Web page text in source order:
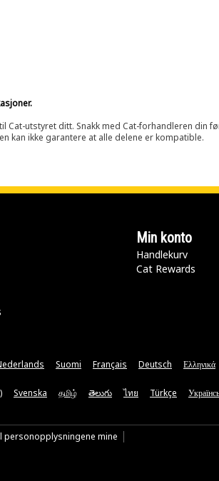
utstyret ditt. Snakk med Cat-forhandleren din
kan ikke garantere at alle delene er kompatible.
Min konto
Handlekurv
Cat Rewards
Suomi Français Deutsch Ελληνικά
Svenska தமிழ் తెలుగు ไทย Türkçe
personopplysningene mine